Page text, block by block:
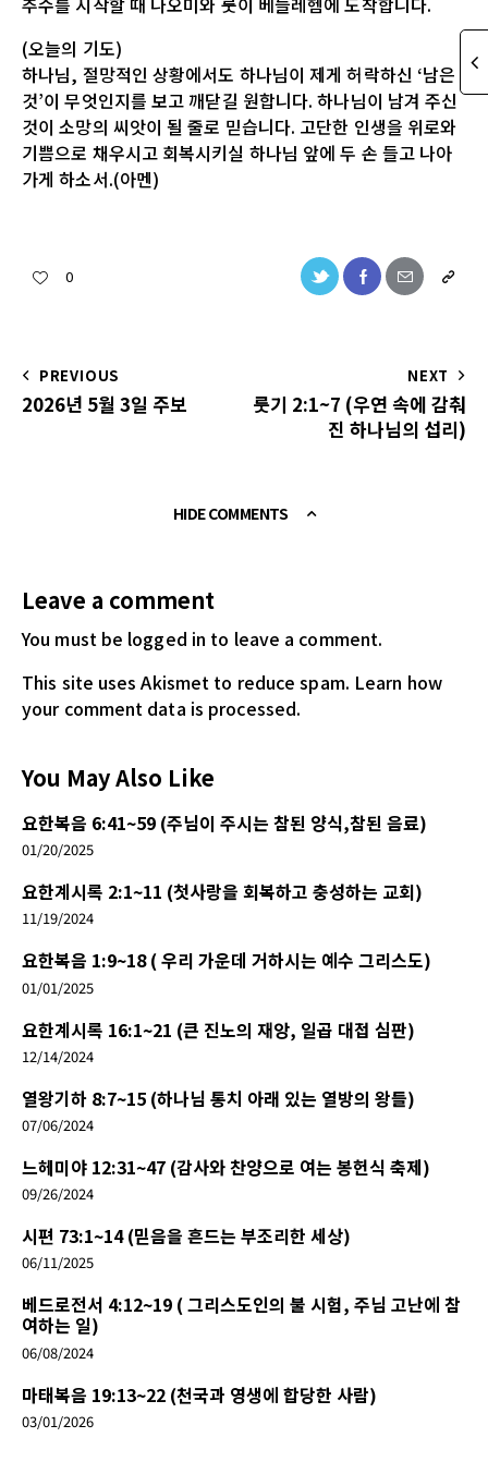
(오늘의 기도)
하나님, 절망적인 상황에서도 하나님이 제게 허락하신 ‘남은
것’이 무엇인지를 보고 깨닫길 원합니다. 하나님이 남겨 주신
것이 소망의 씨앗이 될 줄로 믿습니다. 고단한 인생을 위로와
기쁨으로 채우시고 회복시키실 하나님 앞에 두 손 들고 나아
가게 하소서.(아멘)
0
PREVIOUS
2026년 5월 3일 주보
NEXT
룻기 2:1~7 (우연 속에 감춰
진 하나님의 섭리)
HIDE COMMENTS
Leave a comment
You must be logged in to leave a comment.
This site uses Akismet to reduce spam. Learn how
your comment data is processed.
You May Also Like
요한복음 6:41~59 (주님이 주시는 참된 양식,참된 음료)
01/20/2025
요한계시록 2:1~11 (첫사랑을 회복하고 충성하는 교회)
11/19/2024
요한복음 1:9~18 ( 우리 가운데 거하시는 예수 그리스도)
01/01/2025
요한계시록 16:1~21 (큰 진노의 재앙, 일곱 대접 심판)
12/14/2024
열왕기하 8:7~15 (하나님 통치 아래 있는 열방의 왕들)
07/06/2024
느헤미야 12:31~47 (감사와 찬양으로 여는 봉헌식 축제)
09/26/2024
시편 73:1~14 (믿음을 흔드는 부조리한 세상)
06/11/2025
베드로전서 4:12~19 ( 그리스도인의 불 시험, 주님 고난에 참
여하는 일)
06/08/2024
마태복음 19:13~22 (천국과 영생에 합당한 사람)
03/01/2026